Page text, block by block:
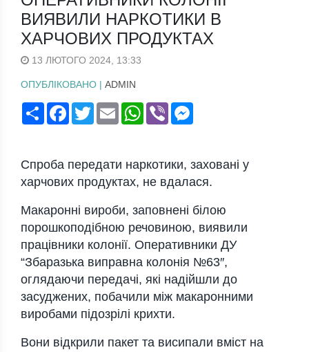
ВИЯВИЛИ НАРКОТИКИ В
ХАРЧОВИХ ПРОДУКТАХ
13 ЛЮТОГО 2024, 13:33
ОПУБЛІКОВАНО | ADMIN
ПоширитиFacebook
TwitterEmail WhatsApp
Viber
Спроба передати наркотики, заховані у
харчових продуктах, не вдалася.
Макаронні вироби, заповнені білою
порошкоподібною речовиною, виявили
працівники колонії. Оперативники ДУ
“Збаразька виправна колонія №63″,
оглядаючи передачі, які надійшли до
засуджених, побачили між макаронними
виробами підозрілі крихти.
Вони відкрили пакет та висипали вміст на